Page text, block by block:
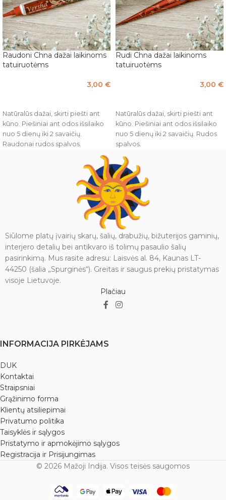
Raudoni Chna dažai laikinoms
tatuiruotėms
3,00 €
Natūralūs dažai, skirti piešti ant
kūno. Piešiniai ant odos išsilaiko
nuo 5 dienų iki 2 savaičių.
Raudonai rudos spalvos.
Nuvalykite kūno dalį ant kurios
Nulupkite apsauginę foliją ir
nuimkite kamštuką, kad būtų
paruoštas piešimo antgalis
Palaukite, kol piešinys pilnai
išdžius ir sudžiuvę chna dažai
patys nubyrės
Venkite plauti su muilu, kad
tatuiruotė išliktų kuo ilgiau.
ISO 9001:2008 sertifikuotas
chemikalų.
saugoti nuo tiesioginių saulės
spindulių.
Kiekis: 23 ± 2 g.
Rudi Chna dažai laikinoms
tatuiruotėms
3,00 €
Natūralūs dažai, skirti piešti ant
kūno. Piešiniai ant odos išsilaiko
nuo 5 dienų iki 2 savaičių. Rudos
spalvos.
Naudojimosi instrukcijos:
Nuvalykite kūno dalį ant kurios
piešite
Nulupkite apsauginę foliją ir
nuimkite kamštuką, kad būtų
paruoštas piešimo antgalis
Pieškite
Palaukite, kol piešinys pilnai
išdžius ir sudžiuvę chna dažai
patys nubyrės
Venkite plauti su muilu, kad
tatuiruotė išliktų kuo ilgiau.
Mehandi Cone.
Aukščiausia kokybė.
Siūlome platų įvairių skarų, šalių, drabužių, bižuterijos gaminių,
interjero detalių bei antikvaro iš tolimų pasaulio šalių
pasirinkimą. Mus rasite adresu: Laisvės al. 84, Kaunas LT-
44250 (šalia „Spurginės“). Greitas ir saugus prekių pristatymas
visoje Lietuvoje.
Plačiau
INFORMACIJA PIRKĖJAMS
DUK
Kontaktai
Straipsniai
Grąžinimo forma
Klientų atsiliepimai
Privatumo politika
Taisyklės ir sąlygos
Pristatymo ir apmokėjimo sąlygos
Registracija ir Prisijungimas
© 2026 Mažoji Indija. Visos teisės saugomos